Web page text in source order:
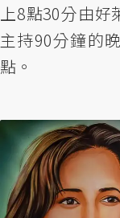
上8點30分由好
主持90分鐘的
點。